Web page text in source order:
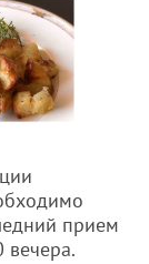
прием